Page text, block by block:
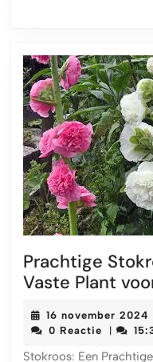
Prachtige
Vaste Plant
16 november 2024
0 Reactie |
Stokroos: Een